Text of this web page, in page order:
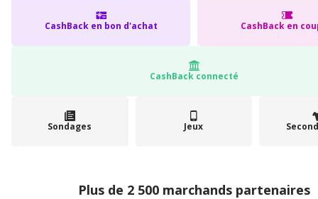
CashBack en bon d'achat CashBack en
CashBack connecté
Sondages Jeux
Plus de 2 500 marchands partenaires